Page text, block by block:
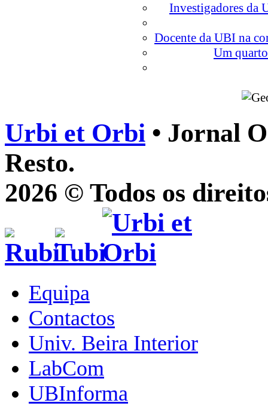
Investigadores da
Docente da UBI na
Um
Urbi et Orbi • Jornal
Resto.
2026 © Todos os
Equipa
Contactos
Univ. Beira Interior
LabCom
UBInforma